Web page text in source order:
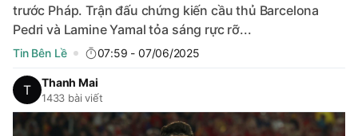
trước Pháp. Trận đấu chứng kiến cầu thủ Barcelona
Pedri và Lamine Yamal tỏa sáng rực rỡ...
Tin Bên Lề 07:59 - 07/06/2025
Thanh Mai
1433 bài viết